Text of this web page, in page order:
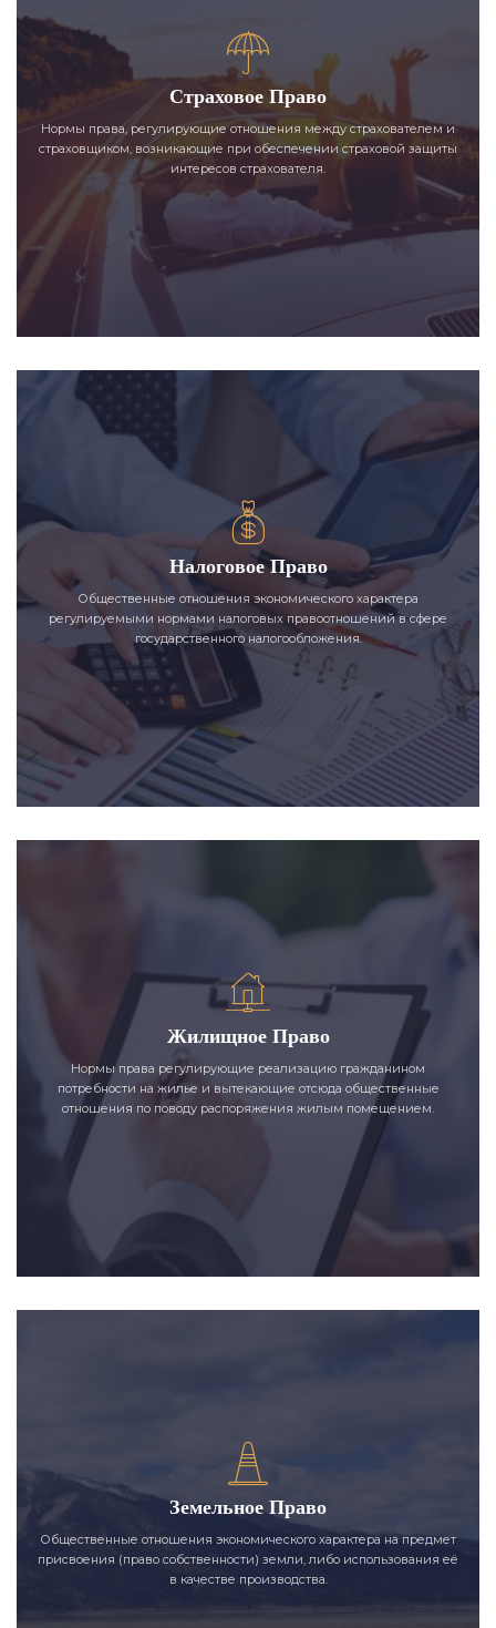
Страховое Право
Нормы права, регулирующие отношения между страхователем и
страховщиком, возникающие при обеспечении страховой защиты
интересов страхователя.
Налоговое Право
Общественные отношения экономического характера
регулируемыми нормами налоговых правоотношений в сфере
государственного налогообложения.
Жилищное Право
Нормы права регулирующие реализацию гражданином
потребности на жилье и вытекающие отсюда общественные
отношения по поводу распоряжения жилым помещением.
Земельное Право
Общественные отношения экономического характера на предмет
присвоения (право собственности) земли, либо использования её
в качестве производства.